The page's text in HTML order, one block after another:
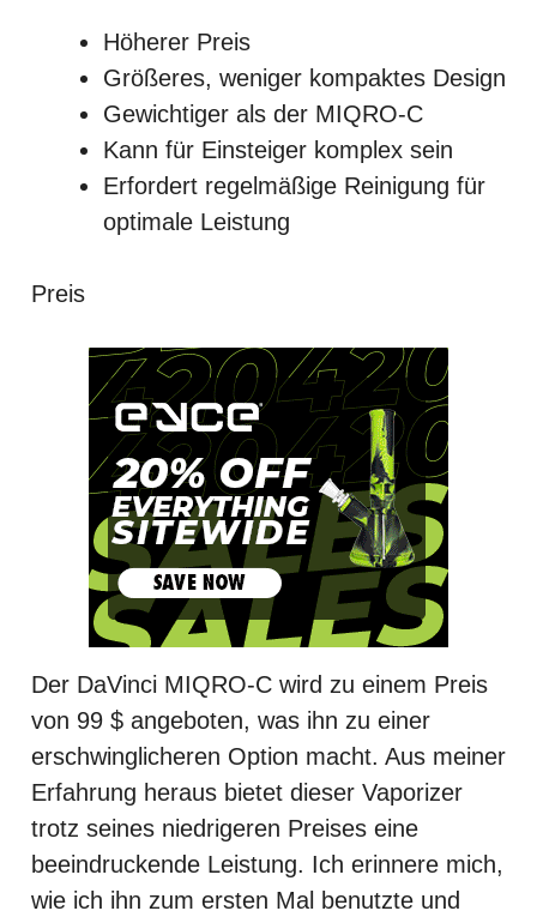
Höherer Preis
Größeres, weniger kompaktes Design
Gewichtiger als der MIQRO-C
Kann für Einsteiger komplex sein
Erfordert regelmäßige Reinigung für
optimale Leistung
Preis
Der DaVinci MIQRO-C wird zu einem Preis
von 99 $ angeboten, was ihn zu einer
erschwinglicheren Option macht. Aus meiner
Erfahrung heraus bietet dieser Vaporizer
trotz seines niedrigeren Preises eine
beeindruckende Leistung. Ich erinnere mich,
wie ich ihn zum ersten Mal benutzte und